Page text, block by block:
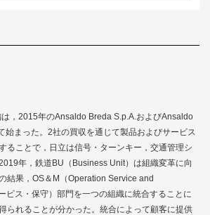
，2015年のAnsaldo Breda S.p.A.およびAnsaldo
始まった。2社の買収を通じて製品およびサービス
ることで，日立は信号・ターンキー，交通管理シ
年，鉄道BU（Business Unit）は組織変革に向
結果，OS＆M（Operation Service and
ビス・保守）部門を一つの組織に統合することに
られることが分かった。統合によって顧客に提供